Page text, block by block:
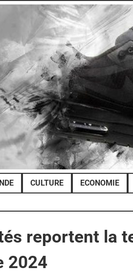
CULTURE ECONOMIE
reportent la
2024